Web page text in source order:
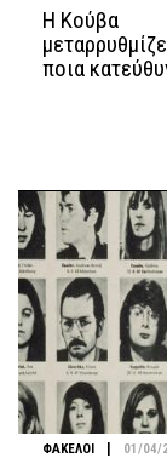
Η Κούβα
ποια
ΦΑΚΕΛΟΙ | 01/04/